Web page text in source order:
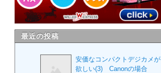
最近の投稿
安価なコンパクトデジカメが
欲しい(3) Canonの場合